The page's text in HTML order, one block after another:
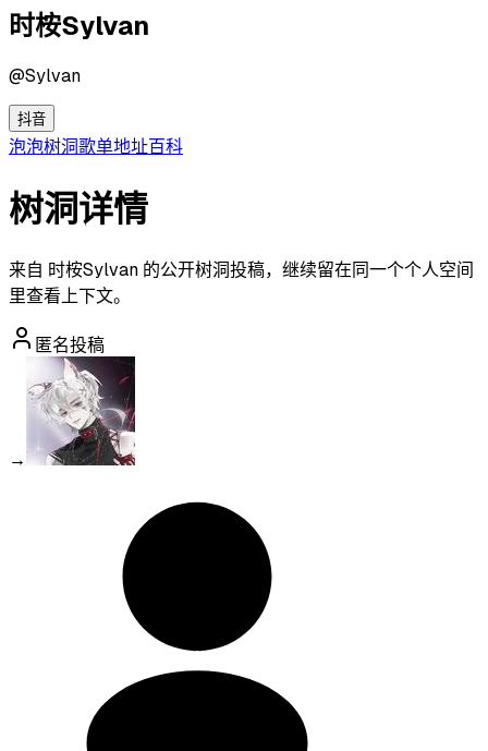
时桉Sylvan
@Sylvan
抖音
泡泡树洞歌单地址百科
树洞详情
来自 时桉Sylvan 的公开树洞投稿，继续留在同一个个人空间
里查看上下文。
匿名投稿
→